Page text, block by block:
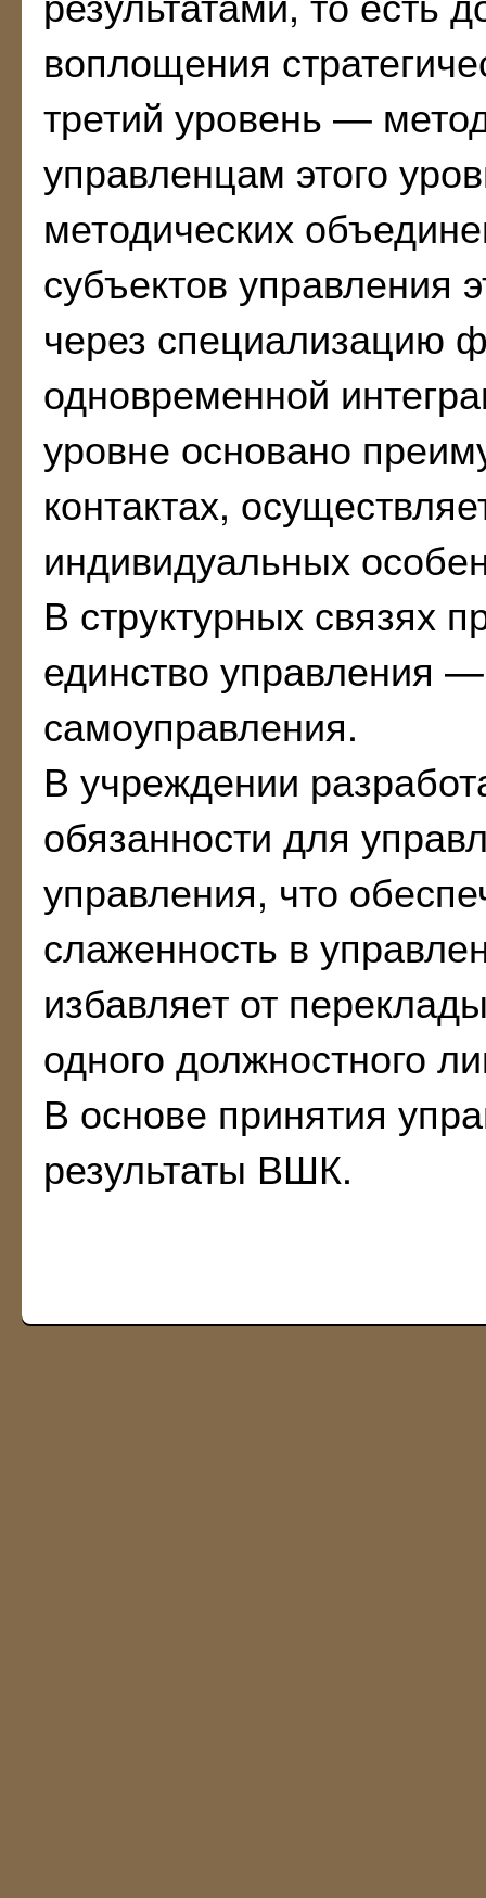
воплощения
третий уровень —
управленцам этого
методических
субъектов управления
через специализацию
одновременной
уровне основано
контактах,
индивидуальных
В структурных связях
единство управления
самоуправления.
В учреждении
обязанности для
управления, что
слаженность в
избавляет от
одного должностного
В основе принятия
результаты ВШК.